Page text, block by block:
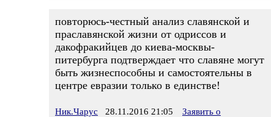
повторюсь-честный анализ славянской и
праславянской жизни от одриссов и
дакофракийцев до киева-москвы-
питербурга подтверждает что славяне могут
быть жизнеспособны и самостоятельны в
центре евразии только в единстве!
Ник.Чарус 28.11.2016 21:05
Заявить о